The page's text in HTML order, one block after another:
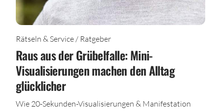
Rätseln & Service / Ratgeber
Raus aus der Grübelfalle: Mini-
Visualisierungen machen den Alltag
glücklicher
Wie 20-Sekunden-Visualisierungen & Manifestation